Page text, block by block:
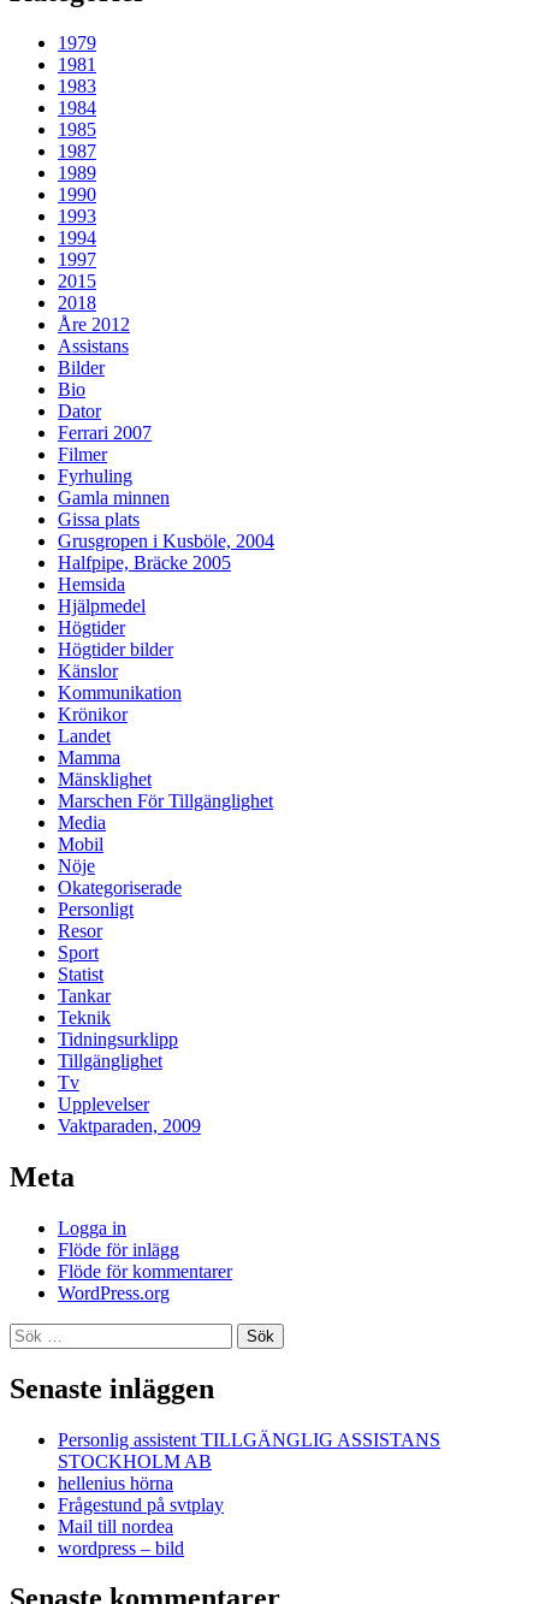
1979
1981
1983
1984
1985
1987
1989
1990
1993
1994
1997
2015
2018
Åre 2012
Assistans
Bilder
Bio
Dator
Ferrari 2007
Filmer
Fyrhuling
Gamla minnen
Gissa plats
Grusgropen i Kusböle, 2004
Halfpipe, Bräcke 2005
Hemsida
Hjälpmedel
Högtider
Högtider bilder
Känslor
Kommunikation
Krönikor
Landet
Mamma
Mänsklighet
Marschen För Tillgänglighet
Media
Mobil
Nöje
Okategoriserade
Personligt
Resor
Sport
Statist
Tankar
Teknik
Tidningsurklipp
Tillgänglighet
Tv
Upplevelser
Vaktparaden, 2009
Meta
Logga in
Flöde för inlägg
Flöde för kommentarer
WordPress.org
Sök
efter:
Senaste inläggen
Personlig assistent TILLGÄNGLIG ASSISTANS
STOCKHOLM AB
hellenius hörna
Frågestund på svtplay
Mail till nordea
wordpress – bild